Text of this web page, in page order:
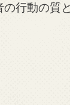
行動の質